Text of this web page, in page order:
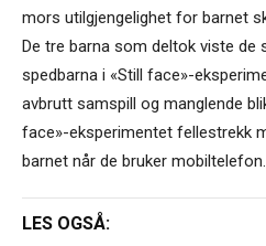
mors utilgjengelighet for barnet
De tre barna som deltok viste de
spedbarna i «Still face»-
avbrutt samspill og manglende
face»-eksperimentet fellestrekk
barnet når de bruker mobiltelefon.
LES OGSÅ: